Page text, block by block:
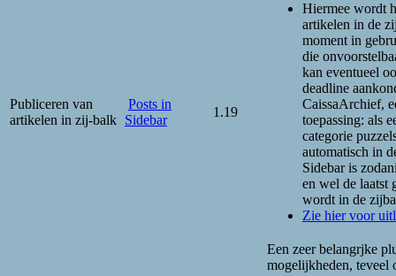
Publiceren van
artikelen in zij-balk
Posts in
Sidebar
1.19
Hiermee wordt
artikelen in de
moment in
die
kan eventueel
deadline
CaissaArchief,
toepassing: als
categorie
automatisch in
Sidebar is
en wel de laatst
wordt in de
Zie hier voor
Een zeer belangrjke
mogelijkheden, teveel